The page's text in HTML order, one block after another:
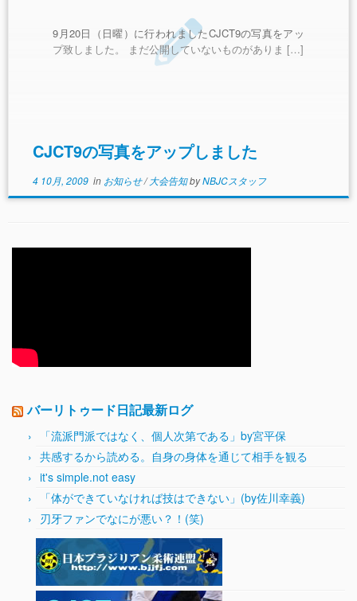
9月20日（日曜）に行われましたCJCT9の写真をアッ
プ致しました。 まだ公開していないものがありま […]
CJCT9の写真をアップしました
4 10月, 2009in お知らせ/大会告知byNBJCスタッフ
バーリトゥード日記最新ログ
「流派門派ではなく、個人次第である」by宮平保
共感するから読める。自身の身体を通じて相手を観る
it's simple.not easy
「体ができていなければ技はできない」(by佐川幸義)
刃牙ファンでなにが悪い？！(笑)